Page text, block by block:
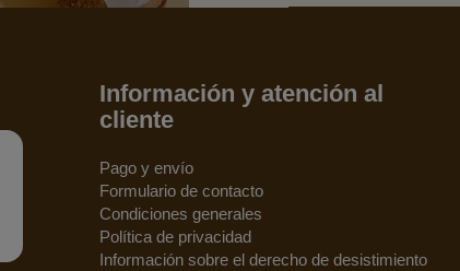
Información y atención al
cliente
Pago y envío
Formulario de contacto
Condiciones generales
Política de privacidad
Información sobre el derecho de desistimiento